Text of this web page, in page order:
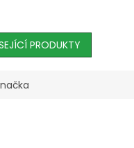
a jejich ochranu.
PRODUKTY